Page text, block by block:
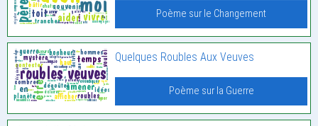
Poème sur le Changement
Quelques Roubles Aux Veuves
Poème sur la Guerre